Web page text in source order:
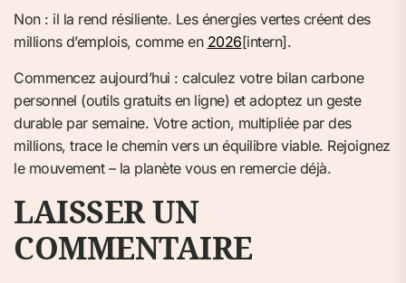
Non : il la rend résiliente. Les énergies vertes créent des
millions d’emplois, comme en 2026[intern].
Commencez aujourd’hui : calculez votre bilan carbone
personnel (outils gratuits en ligne) et adoptez un geste
durable par semaine. Votre action, multipliée par des
millions, trace le chemin vers un équilibre viable. Rejoignez
le mouvement – la planète vous en remercie déjà.
LAISSER UN
COMMENTAIRE